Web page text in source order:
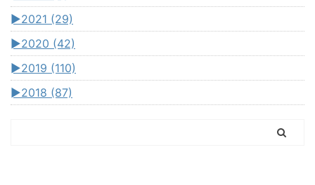
►2021 (29)
►2020 (42)
►2019 (110)
►2018 (87)